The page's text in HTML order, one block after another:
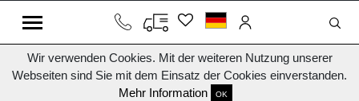
Wir verwenden Cookies. Mit der weiteren Nutzung unserer
Webseiten sind Sie mit dem Einsatz der Cookies einverstanden.
Mehr Information
OK